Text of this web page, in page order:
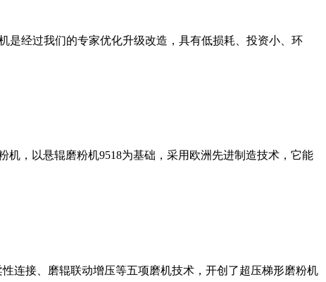
是经过我们的专家优化升级改造，具有低损耗、投资小、环
，以悬辊磨粉机9518为基础，采用欧洲先进制造技术，它能
连接、磨辊联动增压等五项磨机技术，开创了超压梯形磨粉机